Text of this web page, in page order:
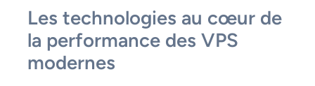
Les technologies au cœur de
la performance des VPS
modernes